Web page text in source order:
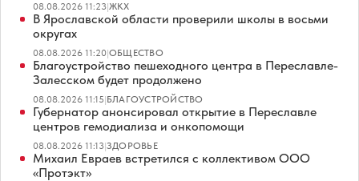
08.08.2026 11:23|ЖКХ
В Ярославской области проверили школы в восьми
округах
08.08.2026 11:20|ОБЩЕСТВО
Благоустройство пешеходного центра в Переславле-
Залесском будет продолжено
08.08.2026 11:15|БЛАГОУСТРОЙСТВО
Губернатор анонсировал открытие в Переславле
центров гемодиализа и онкопомощи
08.08.2026 11:13|ЗДОРОВЬЕ
Михаил Евраев встретился с коллективом ООО
«Протэкт»